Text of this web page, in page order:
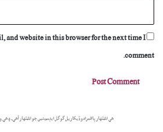
and website in this browser for the next time I
comment.
هي اشتهار پاڻمرادو ڏيکاريل گوگل ايڊسينس جو اشتهار آهي، ۽ هي